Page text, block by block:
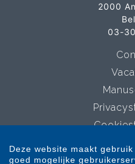
2000
03-
Deze website maakt
goed mogelijke